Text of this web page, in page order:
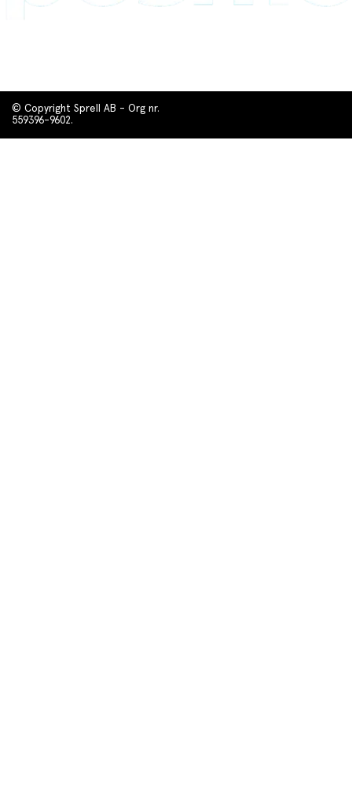
© Copyright Sprell AB - Org nr.
559396-9602.